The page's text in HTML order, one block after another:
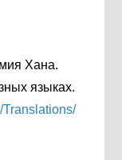
Хана.
языках.
Translations/